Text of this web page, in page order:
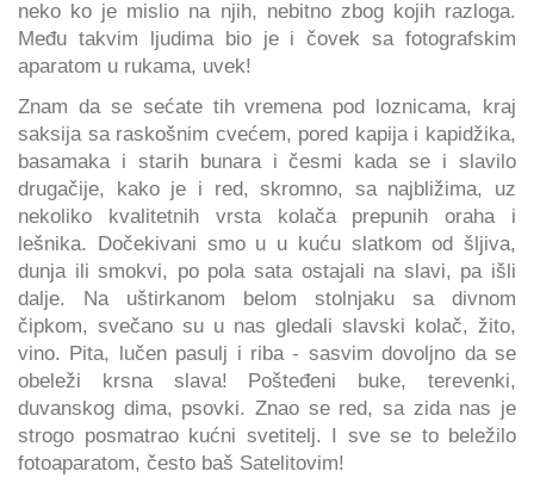
neko ko je mislio na njih, nebitno zbog kojih razloga.
Među takvim ljudima bio je i čovek sa fotografskim
aparatom u rukama, uvek!
Znam da se sećate tih vremena pod loznicama, kraj
saksija sa raskošnim cvećem, pored kapija i kapidžika,
basamaka i starih bunara i česmi kada se i slavilo
drugačije, kako je i red, skromno, sa najbližima, uz
nekoliko kvalitetnih vrsta kolača prepunih oraha i
lešnika. Dočekivani smo u u kuću slatkom od šljiva,
dunja ili smokvi, po pola sata ostajali na slavi, pa išli
dalje. Na uštirkanom belom stolnjaku sa divnom
čipkom, svečano su u nas gledali slavski kolač, žito,
vino. Pita, lučen pasulj i riba - sasvim dovoljno da se
obeleži krsna slava! Pošteđeni buke, terevenki,
duvanskog dima, psovki. Znao se red, sa zida nas je
strogo posmatrao kućni svetitelj. I sve se to beležilo
fotoaparatom, često baš Satelitovim!